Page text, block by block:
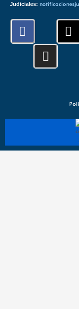
Judiciales:
F
a
X
-
t
s
t